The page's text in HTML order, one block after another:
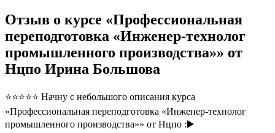
Отзыв о курсе «Профессиональная
переподготовка «Инженер-технолог
промышленного производства»» от
Нцпо Ирина Большова
⭐⭐⭐⭐⭐ Начну с небольшого описания курса
«Профессиональная переподготовка «Инженер-технолог
промышленного производства»» от Нцпо :▶️